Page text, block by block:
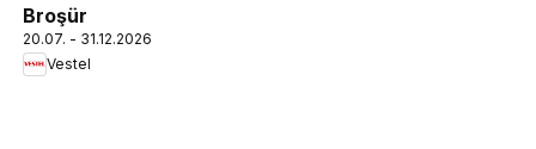
Broşür
20.07. - 31.12.2026
Vestel